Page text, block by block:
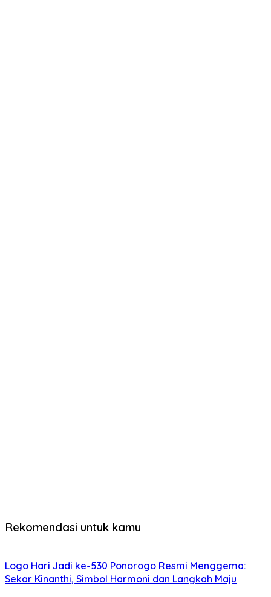
Rekomendasi untuk kamu
Logo Hari Jadi ke-530 Ponorogo Resmi Menggema:
Sekar Kinanthi, Simbol Harmoni dan Langkah Maju